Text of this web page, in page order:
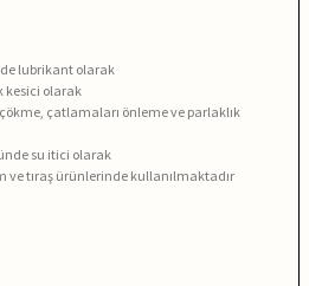
lubrikant olarak
kesici olarak
çatlamaları önleme ve parlaklık
su itici olarak
ve tıraş ürünlerinde kullanılmaktadır